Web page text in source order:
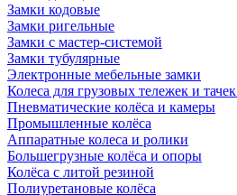
Замки кодовые
Замки ригельные
Замки с мастер-системой
Замки тубулярные
Электронные мебельные замки
Колеса для грузовых тележек и тачек
Пневматические колёса и камеры
Промышленные колёса
Аппаратные колеса и ролики
Большегрузные колёса и опоры
Колёса с литой резиной
Полиуретановые колёса